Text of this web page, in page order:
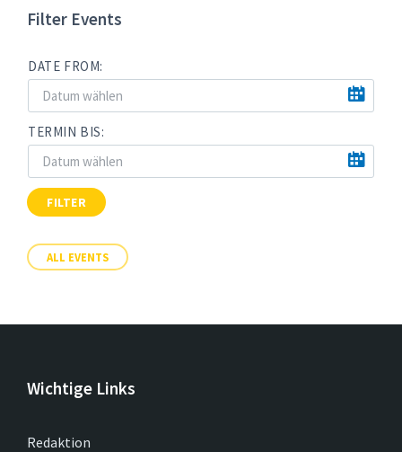
Filter Events
DATE FROM:
TERMIN BIS:
FILTER
ALL EVENTS
Wichtige Links
Redaktion